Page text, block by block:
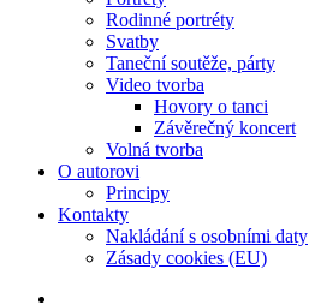
Rodinné portréty
Svatby
Taneční soutěže, párty
Video tvorba
Hovory o tanci
Závěrečný koncert
Volná tvorba
O autorovi
Principy
Kontakty
Nakládání s osobními daty
Zásady cookies (EU)